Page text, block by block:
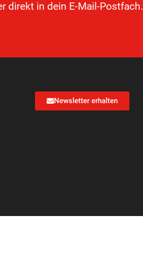
direkt in dein E-Mail-Postfach.
Newsletter erhalten